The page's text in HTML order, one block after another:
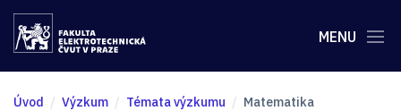
MENU
Úvod Výzkum Témata výzkumu Matematika